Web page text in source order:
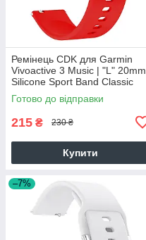
Ремінець CDK для Garmin
Vivoactive 3 Music | "L" 20mm
Silicone Sport Band Classic
(09651) (red)
Готово до відправки
215 ₴ 230 ₴
Купити
–7%